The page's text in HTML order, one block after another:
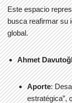
Este espacio
busca reafirmar su
global.
Ahmet
Aporte:
estratégica”,